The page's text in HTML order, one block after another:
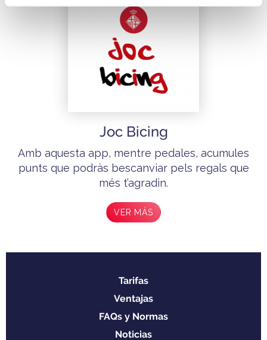
Joc Bicing
Amb aquesta app, mentre pedales, acumules
punts que podràs bescanviar pels regals que
més t’agradin.
VER MÁS
Tarifas
Ventajas
FAQs y Normas
Noticias